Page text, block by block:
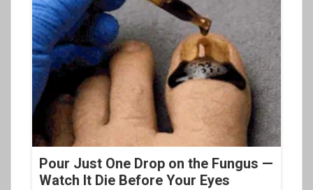
Pour Just One Drop on the Fungus —
Watch It Die Before Your Eyes